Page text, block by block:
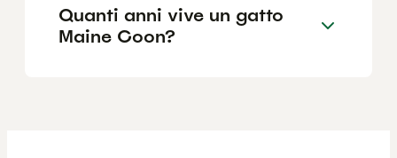
Quanti anni vive un gatto
Maine Coon?